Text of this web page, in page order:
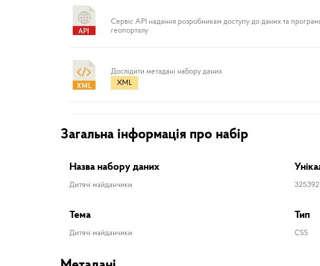
Сервіс API надання розробникам доступу до даних та
геопорталу
Дослідити метадані набору даних
XML
Загальна інформація про набір
Назва набору даних
Дитячі майданчики
Тема
Дитячі майданчики
Тип
CSS